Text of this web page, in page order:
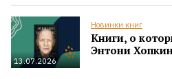
13.07.2026
Новинки книг
Книги, о
Энтони